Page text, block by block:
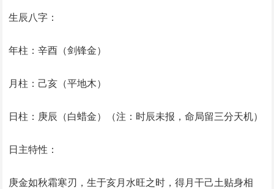
‌生辰八字‌：
‌年柱‌：辛酉（剑锋金）
‌月柱‌：己亥（平地木）
‌日柱‌：庚辰（白蜡金）（注：时辰未报，命局留三分天机）
‌日主特性‌：
庚金如秋霜寒刃，生于亥月水旺之时，得月干己土贴身相